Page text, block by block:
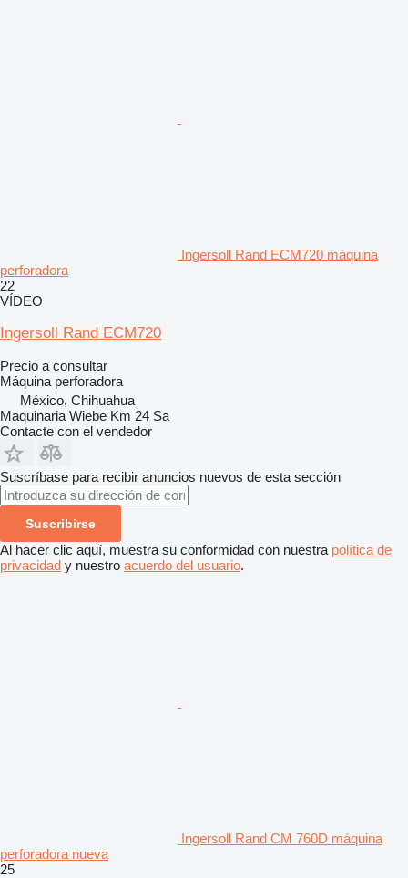
Ingersoll Rand ECM720 máquina
perforadora
22
VÍDEO
Ingersoll Rand ECM720
Precio a consultar
Máquina perforadora
México, Chihuahua
Maquinaria Wiebe Km 24 Sa
Contacte con el vendedor
Suscríbase para recibir anuncios nuevos de esta sección
Suscribirse
Al hacer clic aquí, muestra su conformidad con nuestra política de
privacidad y nuestro acuerdo del usuario.
Ingersoll Rand CM 760D máquina
perforadora nueva
25